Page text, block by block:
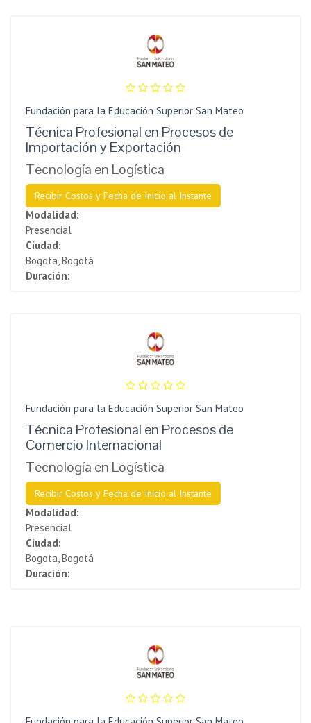
Fundación para la Educación Superior San Mateo
Técnica Profesional en Procesos de
Importación y Exportación
Tecnología en Logística
Recibir Costos y Fecha de Inicio al Instante
Modalidad:
Presencial
Ciudad:
Bogota, Bogotá
Duración:
Fundación para la Educación Superior San Mateo
Técnica Profesional en Procesos de
Comercio Internacional
Tecnología en Logística
Recibir Costos y Fecha de Inicio al Instante
Modalidad:
Presencial
Ciudad:
Bogota, Bogotá
Duración: